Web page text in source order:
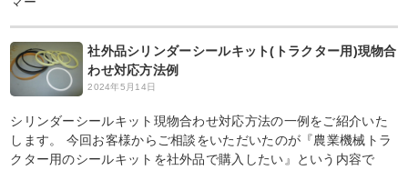
社外品シリンダーシールキット(トラクター用)現物合
わせ対応方法例
2024年5月14日
シリンダーシールキット現物合わせ対応方法の一例をご紹介いた
します。 今回お客様からご相談をいただいたのが『農業機械トラ
クター用のシールキットを社外品で購入したい』という内容で